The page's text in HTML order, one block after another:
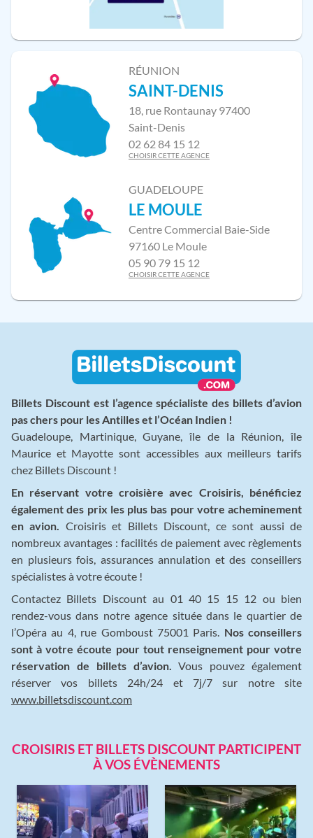
RÉUNION
SAINT-DENIS
18, rue Rontaunay 97400
Saint-Denis
02 62 84 15 12
CHOISIR CETTE AGENCE
GUADELOUPE
LE MOULE
Centre Commercial Baie-Side
97160 Le Moule
05 90 79 15 12
CHOISIR CETTE AGENCE
Billets Discount est l’agence spécialiste des billets d’avion
pas chers pour les Antilles et l’Océan Indien !
Guadeloupe, Martinique, Guyane, île de la Réunion, île
Maurice et Mayotte sont accessibles aux meilleurs tarifs
chez Billets Discount !
En réservant votre croisière avec Croisiris, bénéficiez
également des prix les plus bas pour votre acheminement
en avion.
Croisiris et Billets Discount, ce sont aussi de
nombreux avantages : facilités de paiement avec règlements
en plusieurs fois, assurances annulation et des conseillers
spécialistes à votre écoute !
Contactez Billets Discount au 01 40 15 15 12 ou bien
rendez-vous dans notre agence située dans le quartier de
l’Opéra au 4, rue Gomboust 75001 Paris. Nos conseillers
sont à votre écoute pour tout renseignement pour votre
réservation de billets d’avion.
Vous pouvez également
réserver vos billets 24h/24 et 7j/7 sur notre site
www.billetsdiscount.com
CROISIRIS ET BILLETS DISCOUNT PARTICIPENT
À VOS ÉVÈNEMENTS